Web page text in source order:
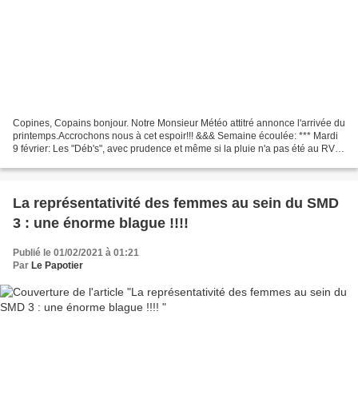
Copines, Copains bonjour. Notre Monsieur Météo attitré annonce l'arrivée du
printemps.Accrochons nous à cet espoir!!! &&& Semaine écoulée: *** Mardi
9 février: Les "Déb's", avec prudence et même si la pluie n'a pas été au RV
La représentativité des femmes au sein du SMD
3 : une énorme blague !!!!
Publié le 01/02/2021 à 01:21
Par Le Papotier